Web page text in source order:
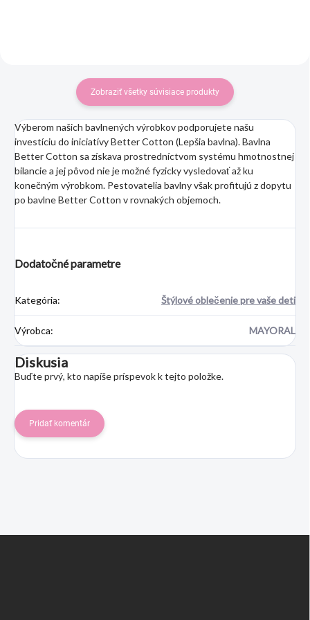
Zobraziť všetky súvisiace produkty
Výberom našich bavlnených výrobkov podporujete našu
investíciu do iniciatívy Better Cotton (Lepšia bavlna). Bavlna
Better Cotton sa získava prostredníctvom systému hmotnostnej
bilancie a jej pôvod nie je možné fyzicky vysledovať až ku
konečným výrobkom. Pestovatelia bavlny však profitujú z dopytu
po bavlne Better Cotton v rovnakých objemoch.
Dodatočné parametre
Kategória: Štýlové oblečenie pre vaše deti
Výrobca: MAYORAL
Diskusia
Buďte prvý, kto napíše príspevok k tejto položke.
Pridať komentár